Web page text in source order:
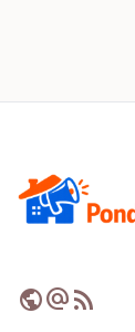
publicalternate_emailrss_feed